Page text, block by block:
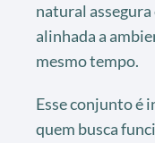
natural
alinhada a
mesmo tempo.
Esse conjunto é
quem busca